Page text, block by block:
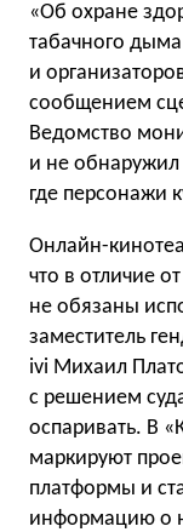
«Об охране
табачного
и
сообщением
Ведомство
и не
где персонажи
Онлайн-
что в отличие
не обязаны
заместитель
ivi Михаил
с решением
оспаривать. В
маркируют
платформы и
информацию о